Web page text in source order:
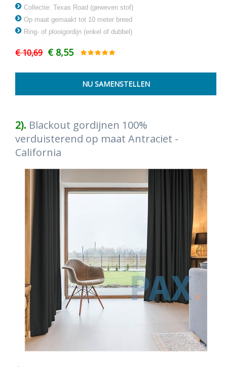
Collectie: Texas Road (geweven stof)
Op maat gemaakt tot 10 meter breed
Ring- of plooigordijn (enkel of dubbel)
€ 10,69 € 8,55
2). Blackout gordijnen 100%
verduisterend op maat Antraciet -
California